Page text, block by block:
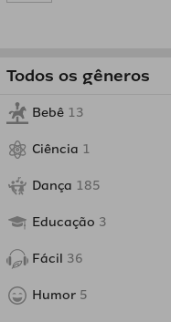
Todos os gêneros
Bebê 13
Ciência 1
Dança 185
Educação 3
Fácil 36
Humor 5